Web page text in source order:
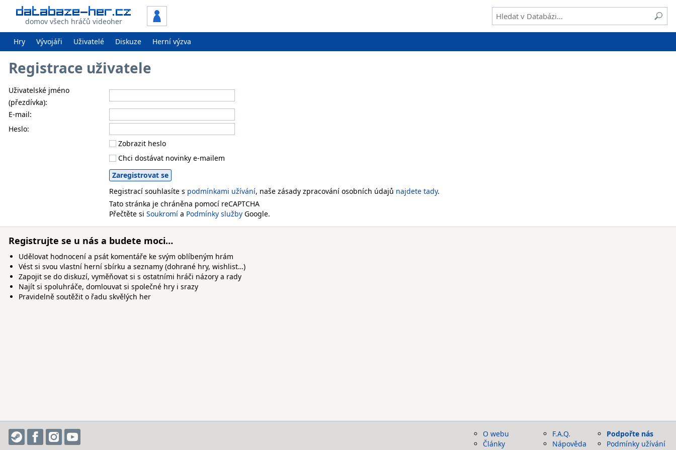
domov všech hráčů videoher
Hry Vývojáři Uživatelé Diskuze Herní výzva
Registrace uživatele
Uživatelské jméno
(přezdívka):
E-mail:
Heslo:
Zobrazit heslo
Chci dostávat novinky e-mailem
Registrací souhlasíte s podmínkami užívání, naše zásady zpracování osobních údajů najdete tady.
Tato stránka je chráněna pomocí reCAPTCHA
Přečtěte si Soukromí a Podmínky služby Google.
Registrujte se u nás a budete moci…
Udělovat hodnocení a psát komentáře ke svým oblíbeným hrám
Vést si svou vlastní herní sbírku a seznamy (dohrané hry, wishlist…)
Zapojit se do diskuzí, vyměňovat si s ostatními hráči názory a rady
Najít si spoluhráče, domlouvat si společné hry i srazy
Pravidelně soutěžit o řadu skvělých her
O webu
Články
F.A.Q.
Nápověda
Podpořte nás
Podmínky užívání